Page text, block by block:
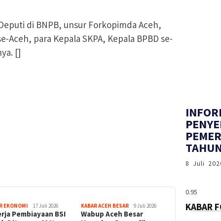
di BNPB, unsur Forkopimda Aceh,
Aceh, para Kepala SKPA, Kepala BPBD se-
[]
EKONOMI 17 Juli 2026
Pembiayaan BSI
KABAR ACEH BESAR 9 Juli 2026
Wabup Aceh Besar
8 Juli
KABAR